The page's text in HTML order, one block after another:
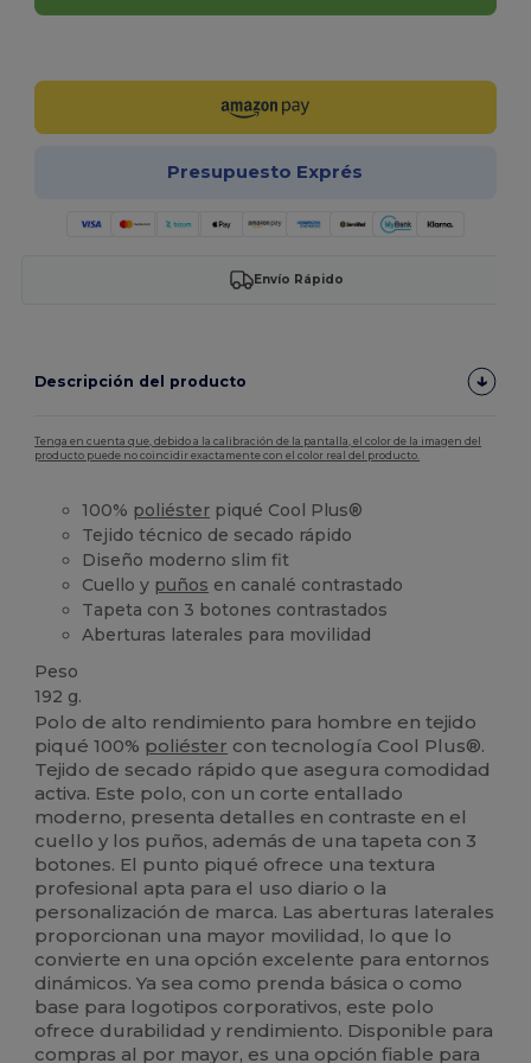
Presupuesto Exprés
Envío Rápido
Descripción del producto
Tenga en cuenta que, debido a la calibración de la pantalla, el color de la imagen del
producto puede no coincidir exactamente con el color real del producto.
100% poliéster piqué Cool Plus®
Tejido técnico de secado rápido
Diseño moderno slim fit
Cuello y puños en canalé contrastado
Tapeta con 3 botones contrastados
Aberturas laterales para movilidad
Peso
192 g.
Polo de alto rendimiento para hombre en tejido
piqué 100% poliéster con tecnología Cool Plus®.
Tejido de secado rápido que asegura comodidad
activa. Este polo, con un corte entallado
moderno, presenta detalles en contraste en el
cuello y los puños, además de una tapeta con 3
botones. El punto piqué ofrece una textura
profesional apta para el uso diario o la
personalización de marca. Las aberturas laterales
proporcionan una mayor movilidad, lo que lo
convierte en una opción excelente para entornos
dinámicos. Ya sea como prenda básica o como
base para logotipos corporativos, este polo
ofrece durabilidad y rendimiento. Disponible para
compras al por mayor, es una opción fiable para